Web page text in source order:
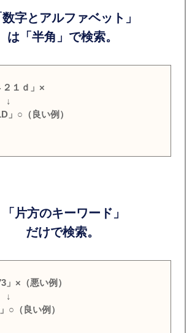
字とアルファベット」
「半角」で検索。
１ｄ」×
」○（良い例）
片方のキーワード」
だけで検索。
」×（悪い例）
○（良い例）